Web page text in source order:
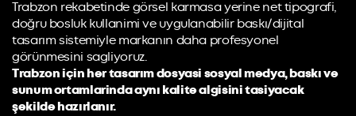
Trabzon rekabetinde görsel karmasa yerine net tipografi,
doğru bosluk kullanimi ve uygulanabilir baskı/dijital
tasarım sistemiyle markanın daha profesyonel
görünmesini sagliyoruz.
Trabzon için her tasarım dosyasi sosyal medya, baskı ve
sunum ortamlarinda aynı kalite algisini tasiyacak
şekilde hazırlanır.